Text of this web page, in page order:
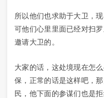
所以他们也求助于大卫，
可他们心里里面已经对扫
邀请大卫的。
大家的话，这处境现在怎
保，正常的话是这样吧，
民，他下面的参谋们也是